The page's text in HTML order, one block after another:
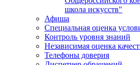
школа искусств"
Афиша
Специальная оценка
Контроль уровня знаний
Независимая оценка
Телефоны доверия